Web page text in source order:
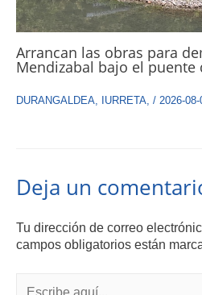
Arrancan las obras para
Mendizabal bajo el puente
DURANGALDEA, IURRETA, / 2026-08-
Deja un
Tu dirección de correo
campos obligatorios están